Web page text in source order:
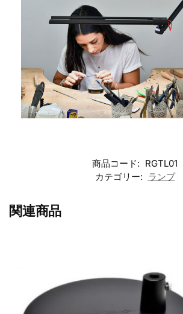
商品コード: RGTL01
カテゴリー: ランプ
関連商品